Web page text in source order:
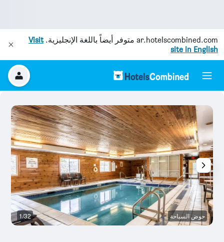
ar.hotelscombined.com متوفر أيضاً باللغة الإنجليزية.Visit
site in English
حوض السباحة 1/32